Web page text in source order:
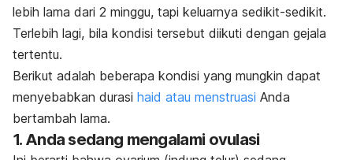
lebih lama dari 2 minggu, tapi keluarnya sedikit-sedikit.
Terlebih lagi, bila kondisi tersebut diikuti dengan gejala
tertentu.
Berikut adalah beberapa kondisi yang mungkin dapat
menyebabkan durasi haid atau menstruasi Anda
bertambah lama.
1. Anda sedang mengalami ovulasi